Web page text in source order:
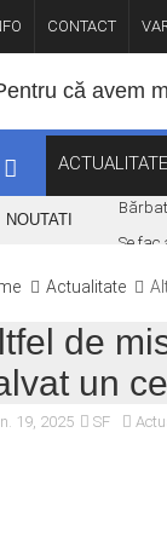
CONTACT
ACTUALITATE
NOUTATI
Se fac
La
Cod
Actualitate
de
un
19, 2025 SF